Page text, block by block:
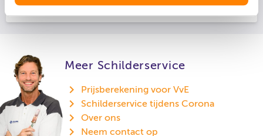
Meer Schilderservice
keyboard_arrow_right Prijsberekening voor VvE
keyboard_arrow_right Schilderservice tijdens Corona
keyboard_arrow_right Over ons
keyboard_arrow_right Neem contact op